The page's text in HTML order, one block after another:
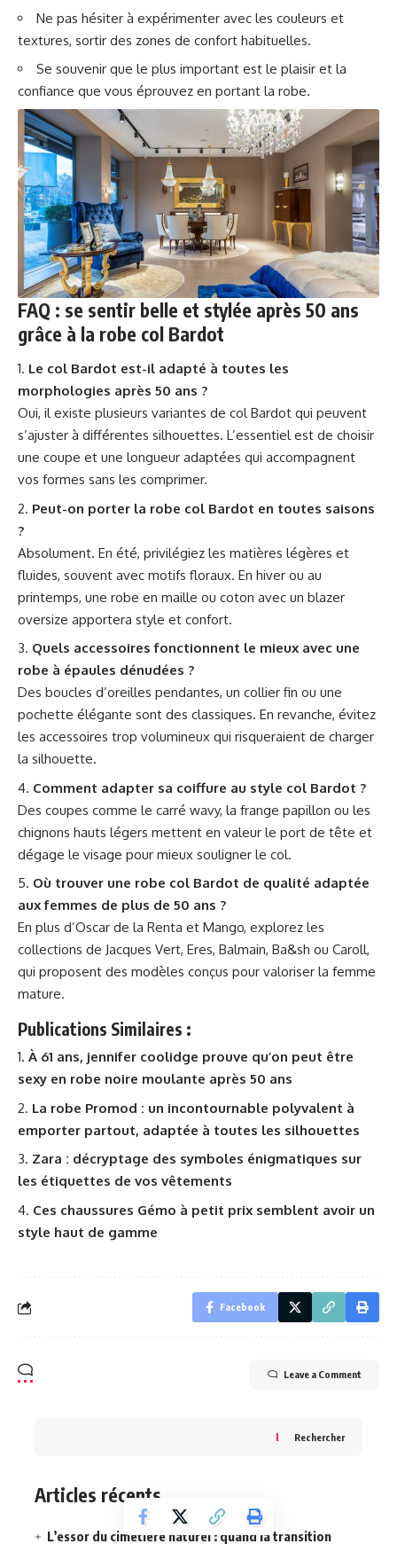
Ne pas hésiter à expérimenter avec les couleurs et
textures, sortir des zones de confort habituelles.
Se souvenir que le plus important est le plaisir et la
confiance que vous éprouvez en portant la robe.
FAQ : se sentir belle et stylée après 50 ans
grâce à la robe col Bardot
Le col Bardot est-il adapté à toutes les
morphologies après 50 ans ?
Oui, il existe plusieurs variantes de col Bardot qui peuvent
s’ajuster à différentes silhouettes. L’essentiel est de choisir
une coupe et une longueur adaptées qui accompagnent
vos formes sans les comprimer.
Peut-on porter la robe col Bardot en toutes saisons
?
Absolument. En été, privilégiez les matières légères et
fluides, souvent avec motifs floraux. En hiver ou au
printemps, une robe en maille ou coton avec un blazer
oversize apportera style et confort.
Quels accessoires fonctionnent le mieux avec une
robe à épaules dénudées ?
Des boucles d’oreilles pendantes, un collier fin ou une
pochette élégante sont des classiques. En revanche, évitez
les accessoires trop volumineux qui risqueraient de charger
la silhouette.
Comment adapter sa coiffure au style col Bardot ?
Des coupes comme le carré wavy, la frange papillon ou les
chignons hauts légers mettent en valeur le port de tête et
dégage le visage pour mieux souligner le col.
Où trouver une robe col Bardot de qualité adaptée
aux femmes de plus de 50 ans ?
En plus d’Oscar de la Renta et Mango, explorez les
collections de Jacques Vert, Eres, Balmain, Ba&sh ou Caroll,
qui proposent des modèles conçus pour valoriser la femme
mature.
Publications Similaires :
À 61 ans, jennifer coolidge prouve qu’on peut être
sexy en robe noire moulante après 50 ans
La robe Promod : un incontournable polyvalent à
emporter partout, adaptée à toutes les silhouettes
Zara : décryptage des symboles énigmatiques sur
les étiquettes de vos vêtements
Ces chaussures Gémo à petit prix semblent avoir un
style haut de gamme
Facebook
Leave a Comment
Rechercher
Articles récents
L’essor du cimetière naturel : quand la transition